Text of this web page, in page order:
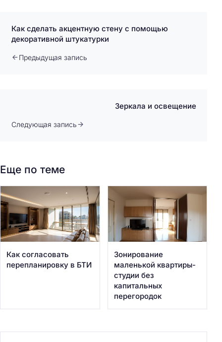
Как сделать акцентную стену с помощью
декоративной штукатурки
Предыдущая запись
Зеркала и освещение
Следующая запись
Еще по теме
Как согласовать
перепланировку в БТИ
Зонирование
маленькой квартиры-
студии без
капитальных
перегородок